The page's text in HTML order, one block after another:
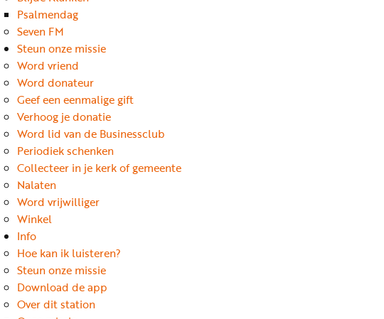
Psalmendag
Seven FM
Steun onze missie
Word vriend
Word donateur
Geef een eenmalige gift
Verhoog je donatie
Word lid van de Businessclub
Periodiek schenken
Collecteer in je kerk of gemeente
Nalaten
Word vrijwilliger
Winkel
Info
Hoe kan ik luisteren?
Steun onze missie
Download de app
Over dit station
nu
vriend
Businessclub
Adverteren
Winkel
Privacy
reglement
Algemene
voorwaarden